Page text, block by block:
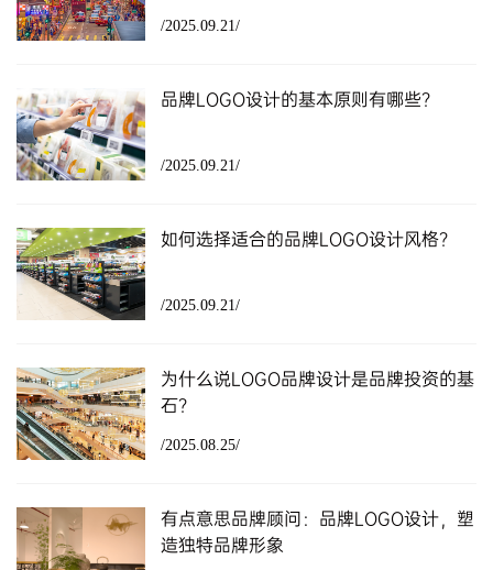
/2025.09.21/
品牌LOGO设计的基本原则有哪些？
/2025.09.21/
如何选择适合的品牌LOGO设计风格？
/2025.09.21/
为什么说LOGO品牌设计是品牌投资的基
石？
/2025.08.25/
有点意思品牌顾问：品牌LOGO设计，塑
造独特品牌形象